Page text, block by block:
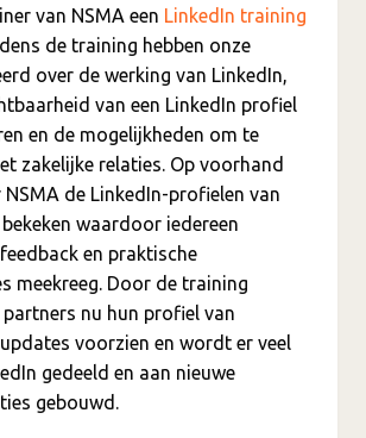
van NSMA een LinkedIn training
de training hebben onze
over de werking van LinkedIn,
van een LinkedIn profiel
en de mogelijkheden om te
zakelijke relaties. Op voorhand
de LinkedIn-profielen van
waardoor iedereen
en praktische
meekreeg. Door de training
partners nu hun profiel van
voorzien en wordt er veel
gedeeld en aan nieuwe
gebouwd.